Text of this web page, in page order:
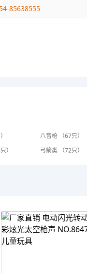
85638555
八音枪 （67只）
） 弓箭类 （72只）